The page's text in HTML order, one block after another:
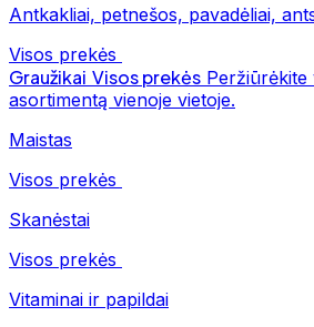
Antkakliai, petnešos, pavadėliai,
Visos prekės
Graužikai Visos prekės Peržiūrėkite
asortimentą vienoje vietoje.
Maistas
Visos prekės
Skanėstai
Visos prekės
Vitaminai ir papildai